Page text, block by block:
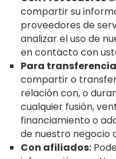
compartir su
proveedores de
analizar el uso de
en contacto con
Para
compartir o
relación con, o
cualquier fusión,
financiamiento o
de nuestro negocio
Con afiliados: